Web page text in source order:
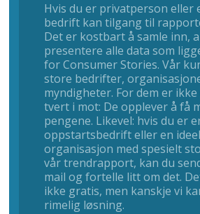
Hvis du er privatperson eller
bedrift kan tilgang til
Det er kostbart å samle inn,
presentere alle data som
for Consumer Stories. Vår
store bedrifter,
myndigheter. For dem er
tvert i mot: De opplever å få
pengene. Likevel: hvis du er
oppstartsbedrift eller en
organisasjon med spesielt
vår trendrapport, kan du
mail og fortelle litt om det.
ikke gratis, men kanskje vi
rimelig løsning.